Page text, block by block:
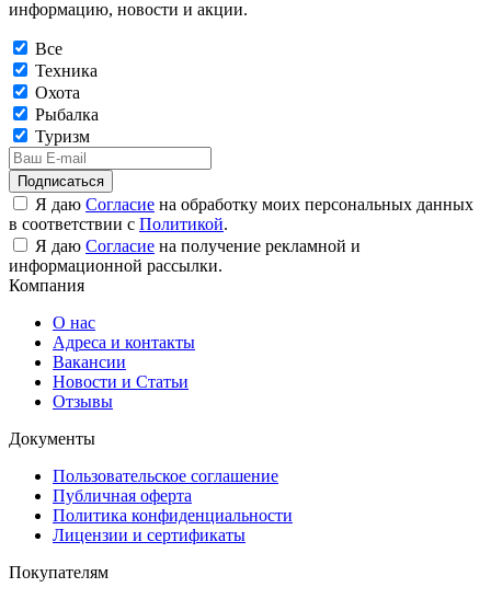
информацию, новости и акции.
Все
Техника
Охота
Рыбалка
Туризм
Подписаться
Я даю Согласие на обработку моих персональных данных
в соответствии с Политикой.
Я даю Согласие на получение рекламной и
информационной рассылки.
Компания
О нас
Адреса и контакты
Вакансии
Новости и Статьи
Отзывы
Документы
Пользовательское соглашение
Публичная оферта
Политика конфиденциальности
Лицензии и сертификаты
Покупателям